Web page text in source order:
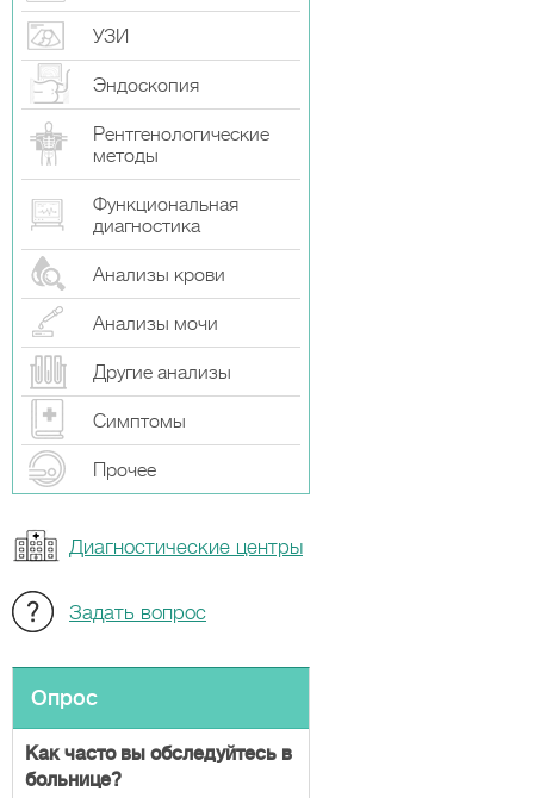
УЗИ
Эндоскопия
Рентгенологические
методы
Функциональная
диагностика
Анализы крови
Анализы мочи
Другие анализы
Симптомы
Прочeе
Диагностические центры
Задать вопрос
Опрос
Как часто вы обследуйтесь в
больнице?